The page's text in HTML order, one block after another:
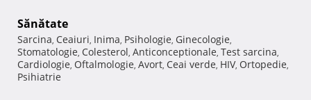
Sănătate
Sarcina, Ceaiuri, Inima, Psihologie, Ginecologie,
Stomatologie, Colesterol, Anticonceptionale, Test sarcina,
Cardiologie, Oftalmologie, Avort, Ceai verde, HIV, Ortopedie,
Psihiatrie